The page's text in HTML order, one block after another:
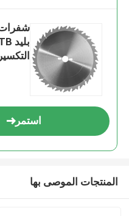
التكسير
استمر
المنتجات الموصى بها